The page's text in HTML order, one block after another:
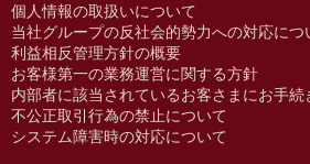
個人情報の取扱いについて
当社グループの反社会的勢力への対応につ
利益相反管理方針の概要
お客様第一の業務運営に関する方針
内部者に該当されているお客さまにお手続
不公正取引行為の禁止について
システム障害時の対応について